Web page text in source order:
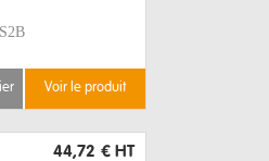
voir le produit
44,72 € HT